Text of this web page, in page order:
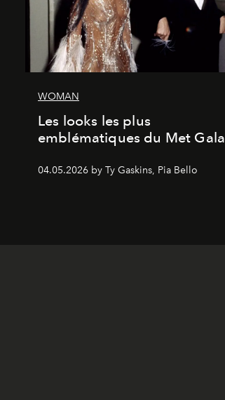
WOMAN
Les looks les plus
emblématiques du Met Gala
04.05.2026 by Ty Gaskins, Pia Bello